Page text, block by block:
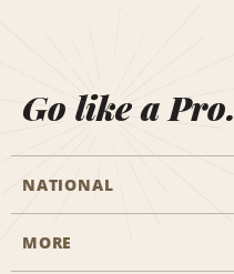
Go like a Pro.
NATIONAL
Start a Reservation
MORE